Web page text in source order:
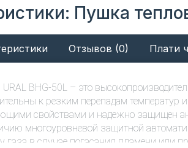
Пушка
Отзывов (0) Плати
BHG-50L – это
к резким перепадам
свойствами и надежно защищен
многоуровневой защитной
газа в случае погасания пламени или